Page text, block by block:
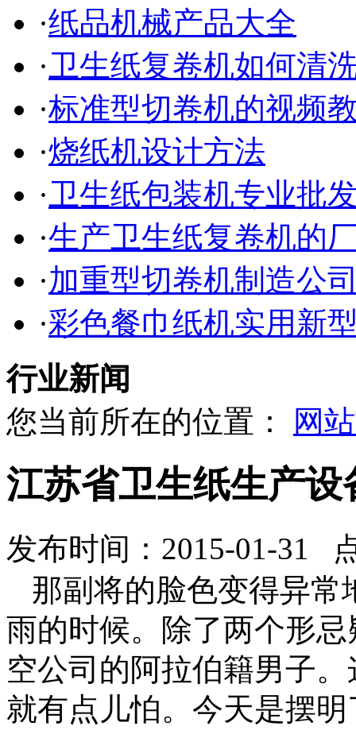
·纸品机械产品大全
·卫生纸复卷机如何清
·标准型切卷机的视频
·烧纸机设计方法
·卫生纸包装机专业批
·生产卫生纸复卷机的
·加重型切卷机制造公
·彩色餐巾纸机实用新
行业新闻
您当前所在的位置：
网
江苏省卫生纸生产设
发布时间：2015-01-31
那副将的脸色变得异常
雨的时候。除了两个形
空公司的阿拉伯籍男子
就有点儿怕。今天是摆